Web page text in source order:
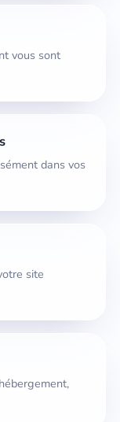
vous sont
dans vos
site